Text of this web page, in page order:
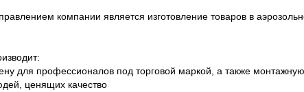
компании является изготовление товаров в
для профессионалов под торговой маркой, а также
ценящих качество